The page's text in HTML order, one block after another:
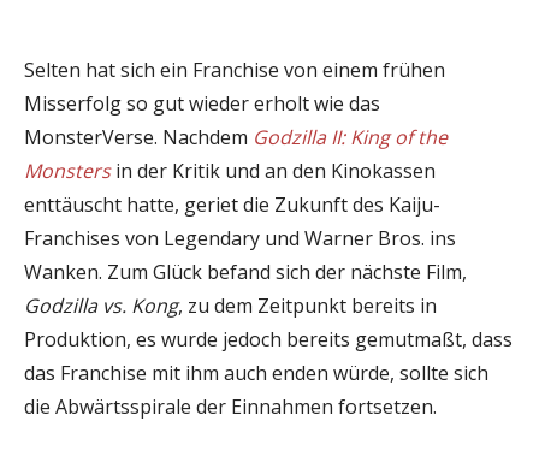
Selten hat sich ein Franchise von einem frühen
Misserfolg so gut wieder erholt wie das
MonsterVerse. Nachdem Godzilla II: King of the
Monstersin der Kritik und an den Kinokassen
enttäuscht hatte, geriet die Zukunft des Kaiju-
Franchises von Legendary und Warner Bros. ins
Wanken. Zum Glück befand sich der nächste Film,
Godzilla vs. Kong, zu dem Zeitpunkt bereits in
Produktion, es wurde jedoch bereits gemutmaßt, dass
das Franchise mit ihm auch enden würde, sollte sich
die Abwärtsspirale der Einnahmen fortsetzen.